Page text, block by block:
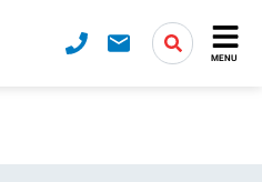
MENU